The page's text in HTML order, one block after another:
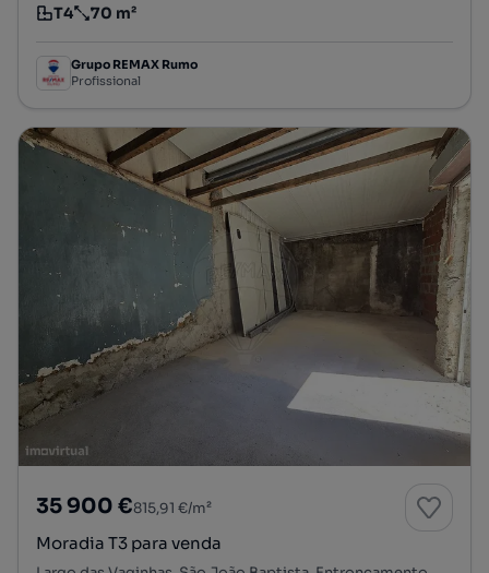
Tipologia
T4
Preço por metro quadrado
70 m²
Grupo REMAX Rumo
Profissional
35 900 €815,91 €/m²
Moradia T3 para venda